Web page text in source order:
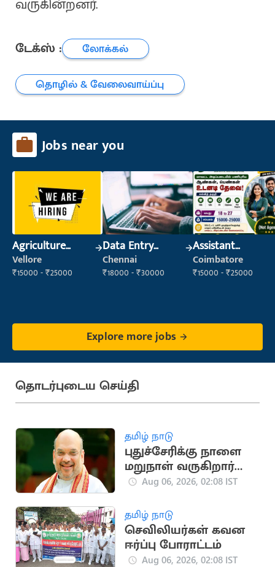
வருகின்றனர்.
டேக்ஸ் :
லோக்கல்
தொழில் & வேலைவாய்ப்பு
Jobs near you
Agriculture
Labour
Vellore
₹15000 - ₹25000
Data Entry
Operator
Chennai
₹18000 - ₹30000
Assistant
Manager
Coimbatore
₹15000 - ₹25000
Explore more jobs
தொடர்புடைய செய்தி
தமிழ் நாடு
புதுச்சேரிக்கு நாளை
மறுநாள் வருகிறார்
மத்திய அமைச்சர்
Aug 06, 2026, 02:08 IST
தமிழ் நாடு
செவிலியர்கள் கவன
ஈர்ப்பு போராட்டம்
Aug 06, 2026, 02:08 IST